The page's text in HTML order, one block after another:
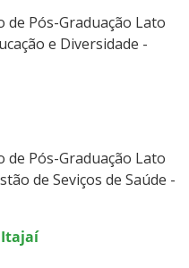
de Pós-Graduação Lato
e Diversidade -
de Pós-Graduação Lato
de Seviços de Saúde -